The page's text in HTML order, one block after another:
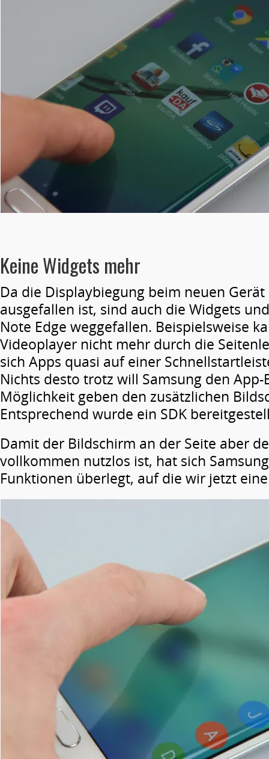
Keine Widgets mehr
Da die Displaybiegung beim neuen
ausgefallen ist, sind auch die Widgets
Note Edge weggefallen. Beispielsweise
Videoplayer nicht mehr durch die
sich Apps quasi auf einer
Nichts desto trotz will Samsung den
Möglichkeit geben den zusätzlichen
Entsprechend wurde ein SDK
Damit der Bildschirm an der Seite aber
vollkommen nutzlos ist, hat sich
Funktionen überlegt, auf die wir jetzt